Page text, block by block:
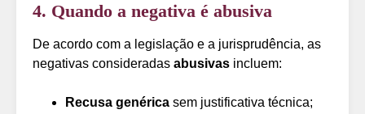
4. Quando a negativa é abusiva
De acordo com a legislação e a jurisprudência, as
negativas consideradas abusivas incluem:
Recusa genérica sem justificativa técnica;